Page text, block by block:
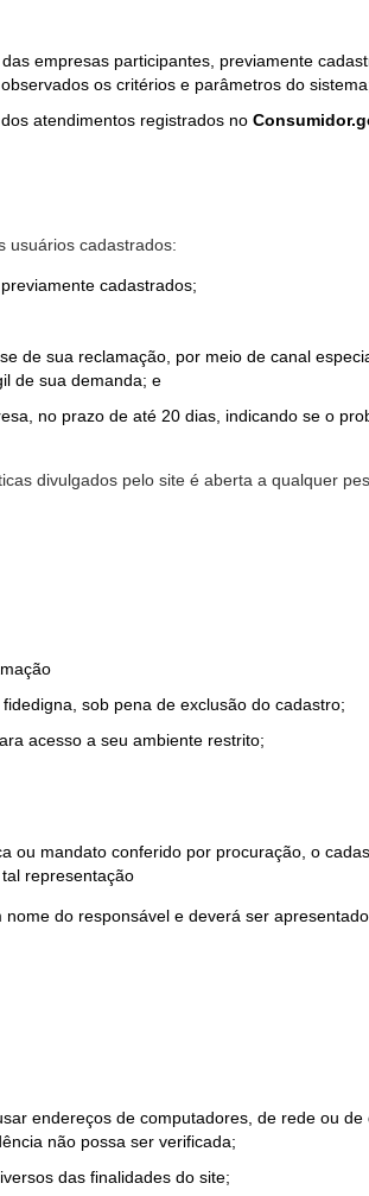
empresas participantes, previamente
os critérios e parâmetros do
atendimentos registrados no
usuários cadastrados:
cadastrados;
de sua reclamação, por meio de canal
de sua demanda; e
no prazo de até 20 dias, indicando se o
divulgados pelo site é aberta a qualquer
sob pena de exclusão do cadastro;
acesso a seu ambiente restrito;
ou mandato conferido por procuração, o
representação
do responsável e deverá ser
endereços de computadores, de rede ou
não possa ser verificada;
das finalidades do site;